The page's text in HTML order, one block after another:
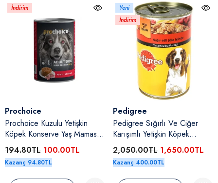
İndirim
Satıcı:
Prochoice
Prochoice Kuzulu Yetişkin
Köpek Konserve Yaş Maması
400 Gr
194.80TL 100.00TL
Kazanç 94.80TL
Yeni
İndirim
Satıcı:
Pedigree
Pedigree Sığırlı Ve Ciğer
Karışımlı Yetişkin Köpek
Konserve Yaş Maması 12 X
400 Gr
2,050.00TL 1,650.00TL
Kazanç 400.00TL